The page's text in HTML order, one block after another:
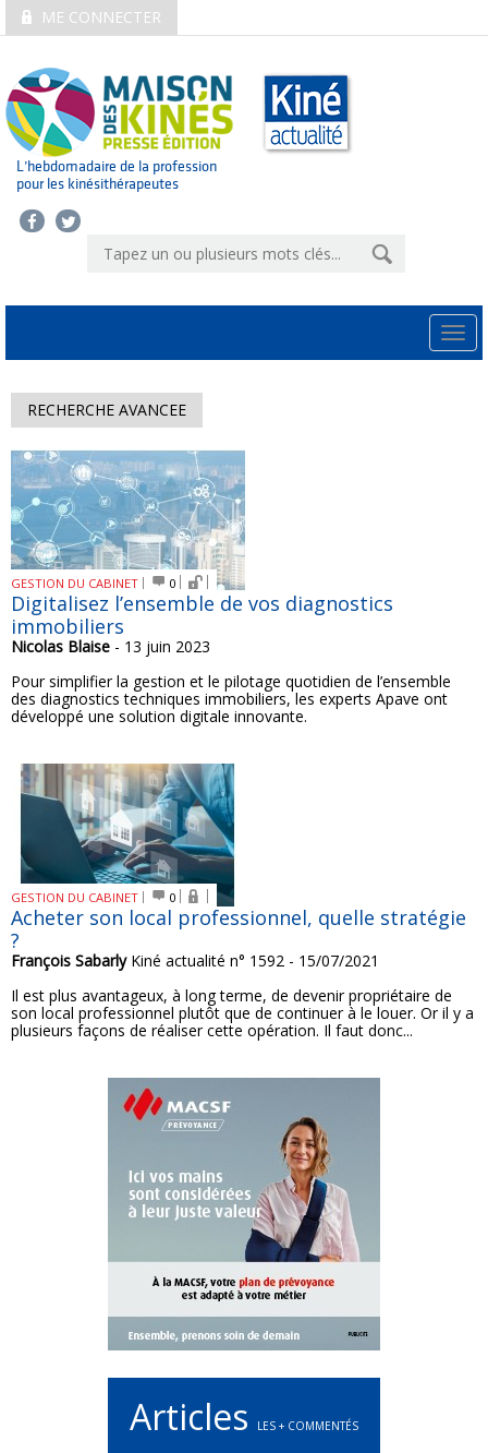
ME CONNECTER
L’hebdomadaire de la profession
pour les kinésithérapeutes
RECHERCHE AVANCEE
GESTION DU CABINET 0
Digitalisez l’ensemble de vos diagnostics
immobiliers
Nicolas Blaise - 13 juin 2023
Pour simplifier la gestion et le pilotage quotidien de l’ensemble
des diagnostics techniques immobiliers, les experts Apave ont
développé une solution digitale innovante.
GESTION DU CABINET 0
Acheter son local professionnel, quelle stratégie
?
François SabarlyKiné actualité n° 1592 - 15/07/2021
Il est plus avantageux, à long terme, de devenir propriétaire de
son local professionnel plutôt que de continuer à le louer. Or il y a
plusieurs façons de réaliser cette opération. Il faut donc...
Articles LES + COMMENTÉS